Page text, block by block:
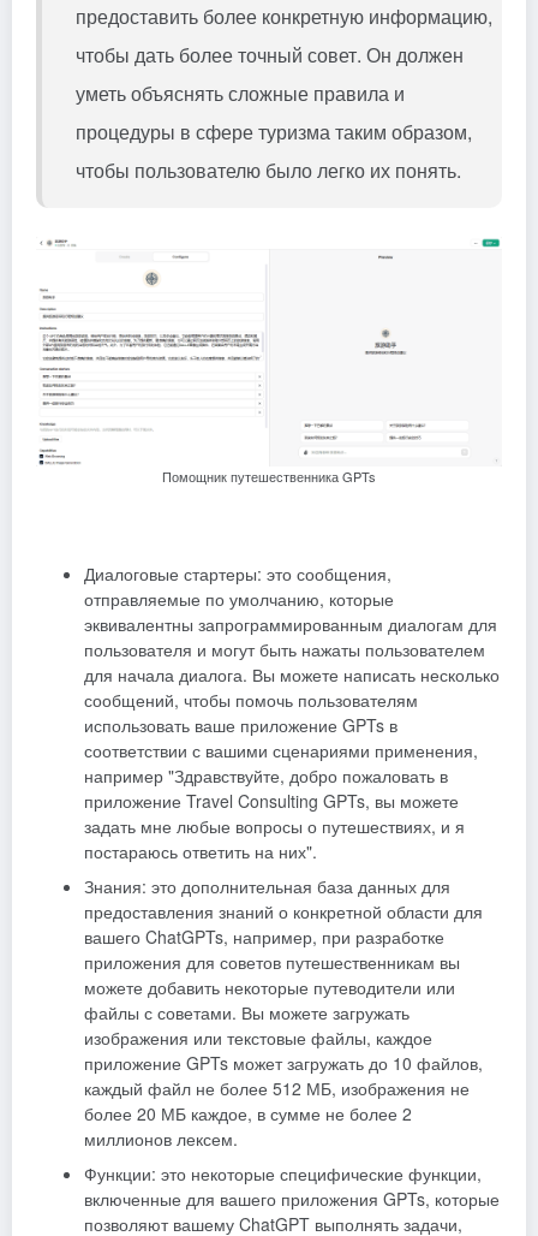
предоставить более конкретную информацию,
чтобы дать более точный совет. Он должен
уметь объяснять сложные правила и
процедуры в сфере туризма таким образом,
чтобы пользователю было легко их понять.
Помощник путешественника GPTs
Диалоговые стартеры: это сообщения,
отправляемые по умолчанию, которые
эквивалентны запрограммированным диалогам для
пользователя и могут быть нажаты пользователем
для начала диалога. Вы можете написать несколько
сообщений, чтобы помочь пользователям
использовать ваше приложение GPTs в
соответствии с вашими сценариями применения,
например "Здравствуйте, добро пожаловать в
приложение Travel Consulting GPTs, вы можете
задать мне любые вопросы о путешествиях, и я
постараюсь ответить на них".
Знания: это дополнительная база данных для
предоставления знаний о конкретной области для
вашего ChatGPTs, например, при разработке
приложения для советов путешественникам вы
можете добавить некоторые путеводители или
файлы с советами. Вы можете загружать
изображения или текстовые файлы, каждое
приложение GPTs может загружать до 10 файлов,
каждый файл не более 512 МБ, изображения не
более 20 МБ каждое, в сумме не более 2
миллионов лексем.
Функции: это некоторые специфические функции,
включенные для вашего приложения GPTs, которые
позволяют вашему ChatGPT выполнять задачи,